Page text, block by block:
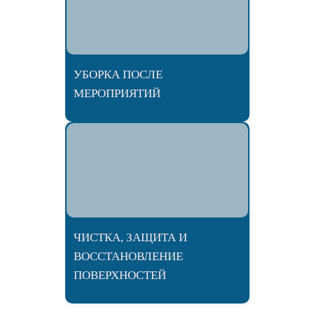
УБОРКА ПОСЛЕ
МЕРОПРИЯТИЙ
ЧИСТКА, ЗАЩИТА И
ВОССТАНОВЛЕНИЕ
ПОВЕРХНОСТЕЙ